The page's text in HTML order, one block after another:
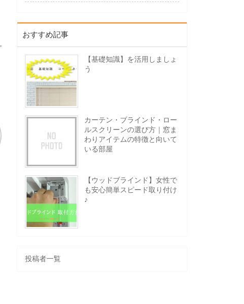
おすすめ記事
【基礎知識】を活用しましょ
う
カーテン・ブラインド・ロー
ルスクリーンの選び方｜窓ま
わりアイテムの特徴と向いて
いる部屋
【ウッドブラインド】女性で
も安心簡単スピード取り付け
♪
投稿者一覧